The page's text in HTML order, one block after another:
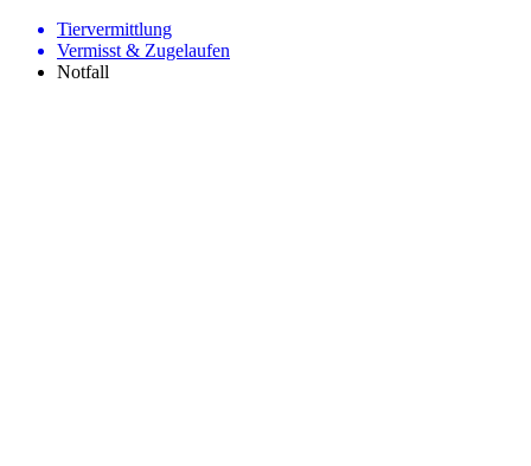
Tiervermittlung
Vermisst & Zugelaufen
Notfall